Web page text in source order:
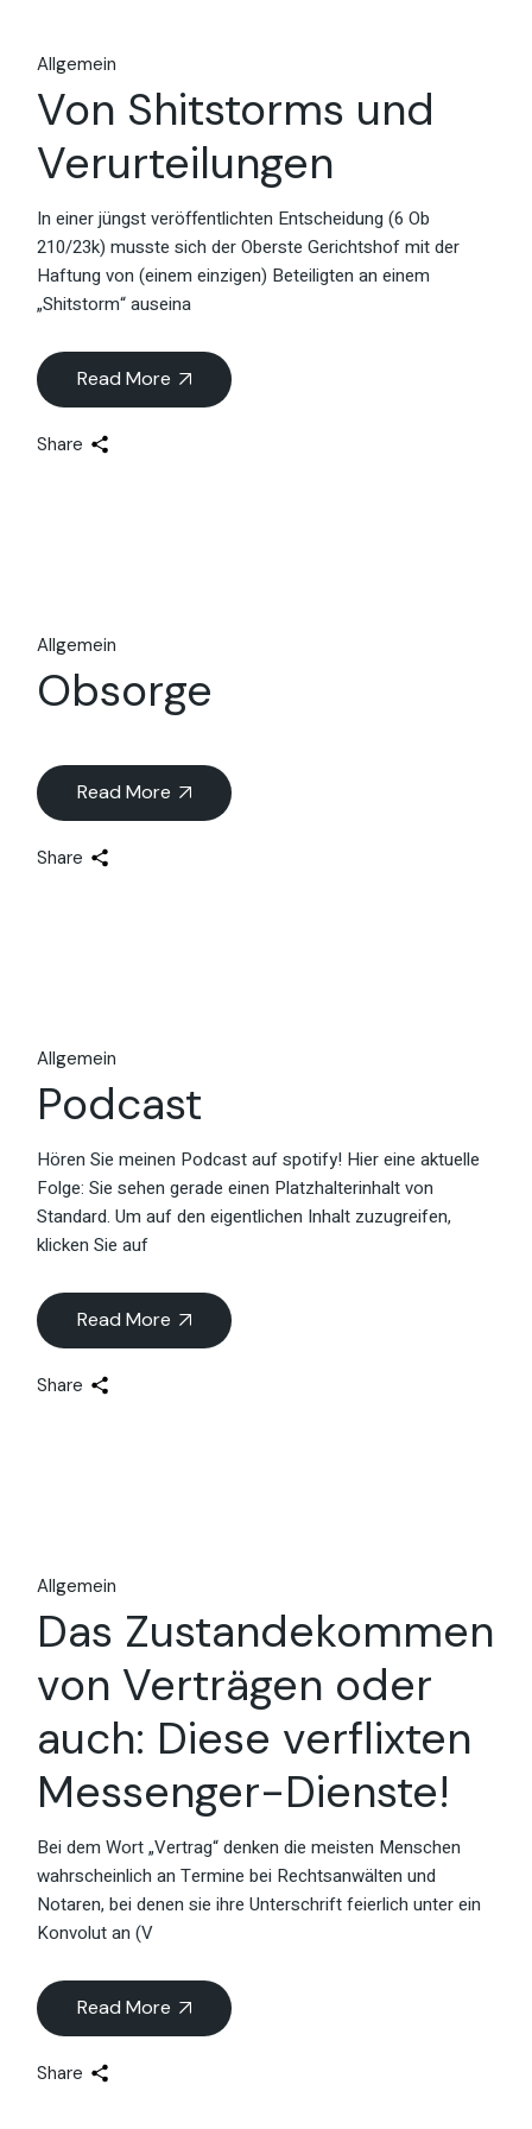
Allgemein
Von Shitstorms und
Verurteilungen
In einer jüngst veröffentlichten Entscheidung (6 Ob
210/23k) musste sich der Oberste Gerichtshof mit der
Haftung von (einem einzigen) Beteiligten an einem
„Shitstorm“ auseina
Read More
Share
Allgemein
Obsorge
Read More
Share
Allgemein
Podcast
Hören Sie meinen Podcast auf spotify! Hier eine aktuelle
Folge: Sie sehen gerade einen Platzhalterinhalt von
Standard. Um auf den eigentlichen Inhalt zuzugreifen,
klicken Sie auf
Read More
Share
Allgemein
Das Zustandekommen
von Verträgen oder
auch: Diese verflixten
Messenger-Dienste!
Bei dem Wort „Vertrag“ denken die meisten Menschen
wahrscheinlich an Termine bei Rechtsanwälten und
Notaren, bei denen sie ihre Unterschrift feierlich unter ein
Konvolut an (V
Read More
Share